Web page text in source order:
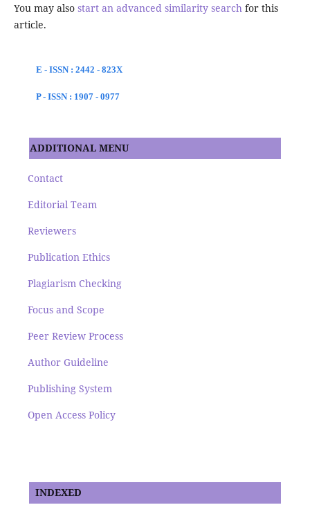
You may also start an advanced similarity search for this
article.
E - ISSN : 2442 - 823X
P - ISSN : 1907 - 0977
ADDITIONAL MENU
Contact
Editorial Team
Reviewers
Publication Ethics
Plagiarism Checking
Focus and Scope
Peer Review Process
Author Guideline
Publishing System
Open Access Policy
INDEXED